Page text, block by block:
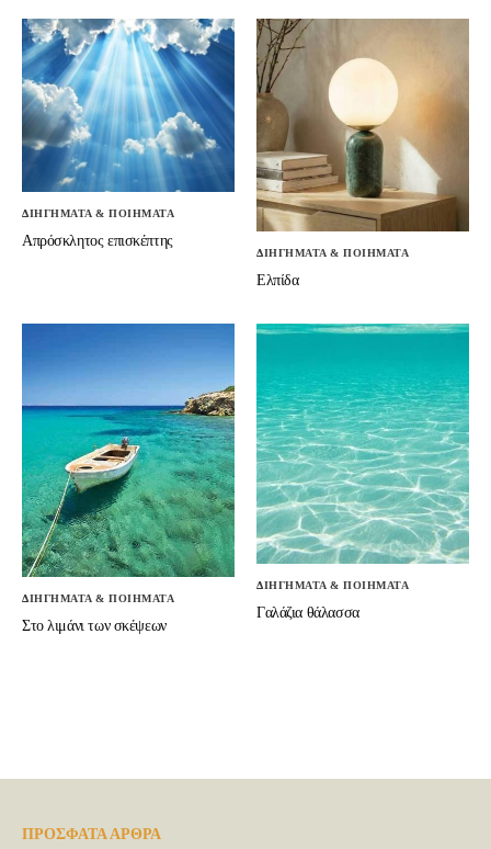
ΔΙΗΓΗΜΑΤΑ & ΠΟΙΗΜΑΤΑ
Απρόσκλητος επισκέπτης
ΔΙΗΓΗΜΑΤΑ & ΠΟΙΗΜΑΤΑ
Ελπίδα
ΔΙΗΓΗΜΑΤΑ & ΠΟΙΗΜΑΤΑ
Στο λιμάνι των σκέψεων
ΔΙΗΓΗΜΑΤΑ & ΠΟΙΗΜΑΤΑ
Γαλάζια θάλασσα
ΠΡΟΣΦΑΤΑ ΑΡΘΡΑ